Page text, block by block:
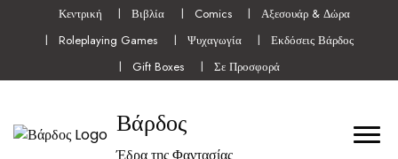
Κεντρική Βιβλία Comics
Αξεσουάρ & Δώρα
Roleplaying Games
Ψυχαγωγία
Εκδόσεις Βάρδος
Gift Boxes
Σε Προσφορά
Βάρδος
Έδρα της Φαντασίας